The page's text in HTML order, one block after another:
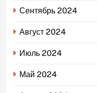
Сентябрь 2024
Август 2024
Июль 2024
Май 2024